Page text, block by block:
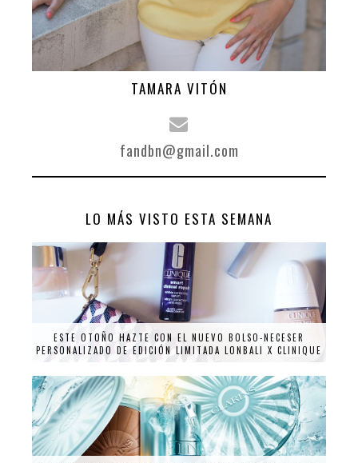
TAMARA VITÓN
fandbn@gmail.com
LO MÁS VISTO ESTA SEMANA
ESTE OTOÑO HAZTE CON EL NUEVO BOLSO-NECESER
PERSONALIZADO DE EDICIÓN LIMITADA LONBALI X CLINIQUE